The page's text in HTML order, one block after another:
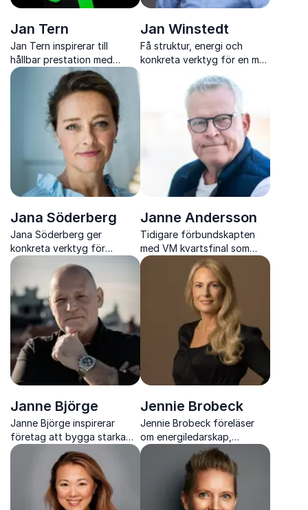
Jan Tern
Jan Tern inspirerar till
hållbar prestation med
konkreta verktyg för
minskad stress, ökad
effektivitet och starkare
arbetsglädje
Jan Winstedt
Få struktur, energi och
konkreta verktyg för en mer
effektiv arbetsdag med Jan
Jana Söderberg
Jana Söderberg ger
konkreta verktyg för
självkänsla, motivation och
personlig hållbarhet,
levererat med humor, insikt
och direkt användbarhet i
vardagen
Janne Andersson
Tidigare förbundskapten
med VM kvartsfinal som
höjdpunkt delar insikter om
ledarskap, laganda och
prestation
Janne Björge
Janne Björge inspirerar
företag att bygga starka
team, tydlig kommunikation
och kulturer som lyfter hela
organisationen.
Jennie Brobeck
Jennie Brobeck föreläser
om energiledarskap,
självledarskap och hur du
skapar arbetsplatser där
människor trivs, presterar
och utvecklas.